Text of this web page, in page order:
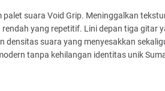
suara Void Grip. Meninggalkan
yang repetitif. Lini depan tiga gitar
densitas suara yang menyesakkan
tanpa kehilangan identitas unik